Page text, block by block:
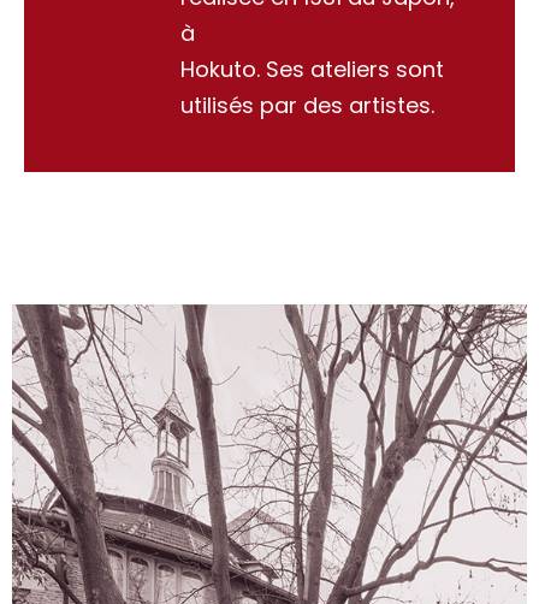
à
Hokuto. Ses ateliers sont
utilisés par des artistes.